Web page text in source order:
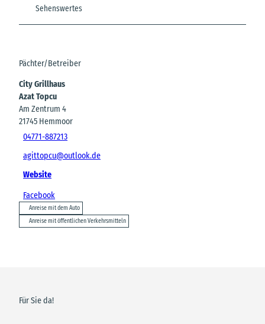
Sehenswertes
Pächter/Betreiber
City Grillhaus
Azat Topcu
Am Zentrum 4
21745 Hemmoor
04771-887213
agittopcu@outlook.de
Website
Facebook
Anreise mit dem Auto
Anreise mit öffentlichen Verkehrsmitteln
Für Sie da!